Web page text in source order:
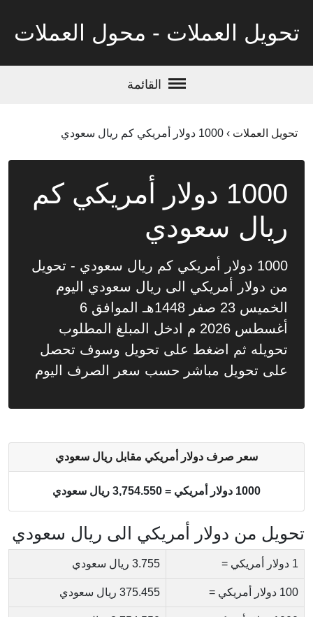
تحويل العملات - محول العملات
القائمة
تحويل العملات › 1000 دولار أمريكي كم ريال سعودي
1000 دولار أمريكي كم
ريال سعودي
1000 دولار أمريكي كم ريال سعودي - تحويل
من دولار أمريكي الى ريال سعودي اليوم
الخميس 23 صفر 1448هـ الموافق 6
أغسطس 2026 م ادخل المبلغ المطلوب
تحويله ثم اضغط على تحويل وسوف تحصل
على تحويل مباشر حسب سعر الصرف اليوم
سعر صرف دولار أمريكي مقابل ريال سعودي
1000 دولار أمريكي = 3,754.550 ريال سعودي
تحويل من دولار أمريكي الى ريال سعودي
1 دولار أمريكي = 3.755 ريال سعودي
100 دولار أمريكي = 375.455 ريال سعودي